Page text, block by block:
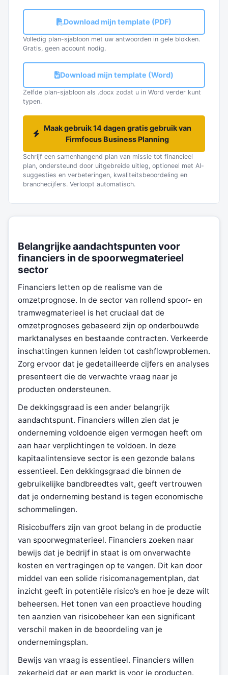
Download mijn template (PDF)
Volledig plan-sjabloon met uw antwoorden in gele blokken.
Gratis, geen account nodig.
Download mijn template (Word)
Zelfde plan-sjabloon als .docx zodat u in Word verder kunt
typen.
Maak gebruik 14 dagen gratis gebruik van
Firmfocus Business Planning
Schrijf een samenhangend plan van missie tot financieel
plan, ondersteund door uitgebreide uitleg, optioneel met AI-
suggesties en verbeteringen, kwaliteitsbeoordeling en
branchecijfers. Verloopt automatisch.
Belangrijke aandachtspunten voor
financiers in de spoorwegmaterieel
sector
Financiers letten op de realisme van de
omzetprognose. In de sector van rollend spoor- en
tramwegmaterieel is het cruciaal dat de
omzetprognoses gebaseerd zijn op onderbouwde
marktanalyses en bestaande contracten. Verkeerde
inschattingen kunnen leiden tot cashflowproblemen.
Zorg ervoor dat je gedetailleerde cijfers en analyses
presenteert die de verwachte vraag naar je
producten ondersteunen.
De dekkingsgraad is een ander belangrijk
aandachtspunt. Financiers willen zien dat je
onderneming voldoende eigen vermogen heeft om
aan haar verplichtingen te voldoen. In deze
kapitaalintensieve sector is een gezonde balans
essentieel. Een dekkingsgraad die binnen de
gebruikelijke bandbreedtes valt, geeft vertrouwen
dat je onderneming bestand is tegen economische
schommelingen.
Risicobuffers zijn van groot belang in de productie
van spoorwegmaterieel. Financiers zoeken naar
bewijs dat je bedrijf in staat is om onverwachte
kosten en vertragingen op te vangen. Dit kan door
middel van een solide risicomanagementplan, dat
inzicht geeft in potentiële risico’s en hoe je deze wilt
beheersen. Het tonen van een proactieve houding
ten aanzien van risicobeheer kan een significant
verschil maken in de beoordeling van je
ondernemingsplan.
Bewijs van vraag is essentieel. Financiers willen
zekerheid dat er een markt is voor je producten.